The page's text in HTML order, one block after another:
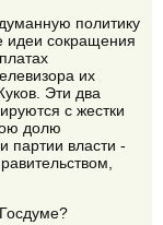
политику
идеи сокращения
их
Эти два
с жестки
долю
партии власти -